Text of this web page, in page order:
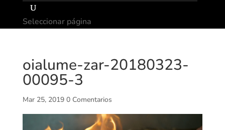
Seleccionar página
oialume-zar-20180323-
00095-3
Mar 25, 2019 0 Comentarios